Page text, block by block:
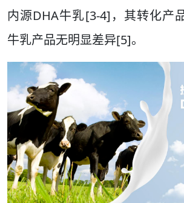
内源DHA牛乳[3-4]，其转化产
牛乳产品无明显差异[5]。